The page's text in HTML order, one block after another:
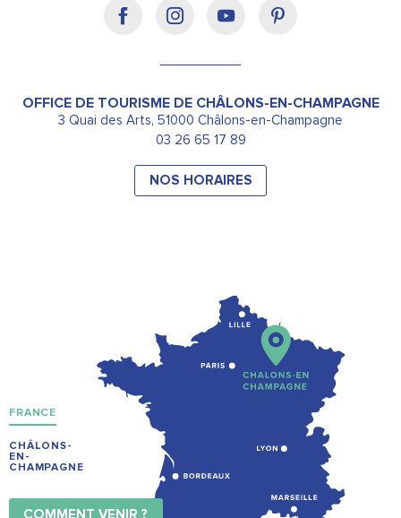
OFFICE DE TOURISME DE CHÂLONS-EN-CHAMPAGNE
3 Quai des Arts, 51000 Châlons-en-Champagne
03 26 65 17 89
NOS HORAIRES
FRANCE
CHÂLONS-
EN-
CHAMPAGNE